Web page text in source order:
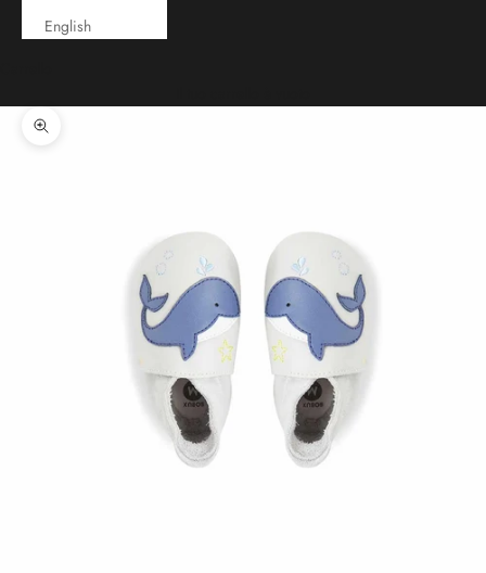
English
Ingrandisci immagine